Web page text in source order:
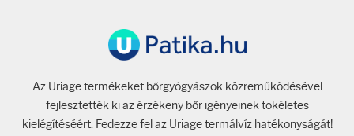
Az Uriage termékeket bőrgyógyászok közreműködésével
fejlesztették ki az érzékeny bőr igényeinek tökéletes
kielégítéséért. Fedezze fel az Uriage termálvíz hatékonyságát!